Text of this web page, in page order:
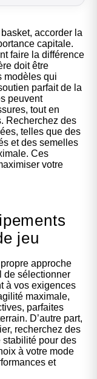
, accorder la
capitale.
faire la différence
doit être
modèles qui
parfait de la
peuvent
tout en
Recherchez des
telles que des
et des semelles
Ces
votre
jeu
approche
de sélectionner
à vos exigences
maximale,
parfaites
D’autre part,
recherchez des
stabilité pour des
à votre mode
et